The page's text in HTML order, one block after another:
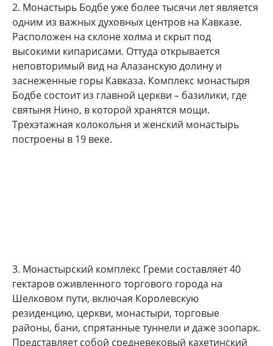
2. Монастырь Бодбе уже более тысячи лет является
одним из важных духовных центров на Кавказе.
Расположен на склоне холма и скрыт под
высокими кипарисами. Оттуда открывается
неповторимый вид на Алазанскую долину и
заснеженные горы Кавказа. Комплекс монастыря
Бодбе состоит из главной церкви – базилики, где
святыня Нино, в которой хранятся мощи.
Трехэтажная колокольня и женский монастырь
построены в 19 веке.
3. Монастырский комплекс Греми составляет 40
гектаров оживленного торгового города на
Шелковом пути, включая Королевскую
резиденцию, церкви, монастыри, торговые
районы, бани, спрятанные туннели и даже зоопарк.
Представляет собой средневековый кахетинский